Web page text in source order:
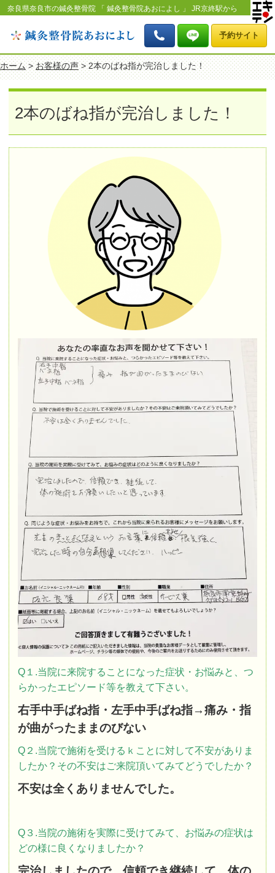
奈良県奈良市の鍼灸整骨院 「 鍼灸整骨院あおによし 」 JR京終駅から
予約サイト
ホーム>お客様の声> 2本のばね指が完治しました！
2本のばね指が完治しました！
Q１.当院に来院することになった症状・お悩みと、つ
らかったエピソード等を教えて下さい。
右手中手ばね指・左手中手ばね指→痛み・指
が曲がったままのびない
Q２.当院で施術を受けるｋことに対して不安がありま
したか？その不安はご来院頂いてみてどうでしたか？
不安は全くありませんでした。
Q３.当院の施術を実際に受けてみて、お悩みの症状は
どの様に良くなりましたか？